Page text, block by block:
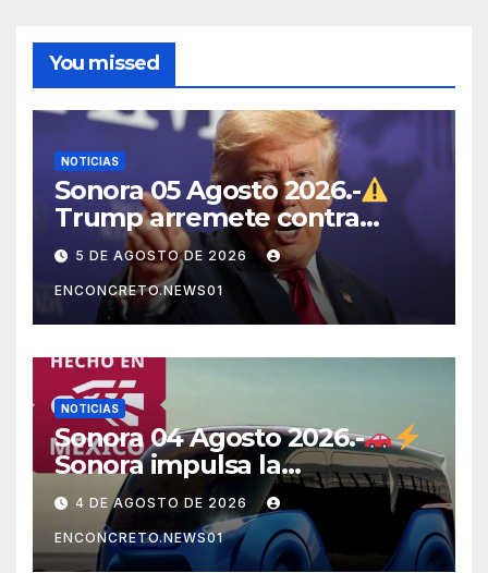
You missed
NOTICIAS
Sonora 05 Agosto 2026.-
Trump arremete contra
México, Canadá y otras
potencias por supuestos
abusos comerciales
5 DE AGOSTO DE 2026
ENCONCRETO.NEWS01
NOTICIAS
Sonora 04 Agosto 2026.-
Sonora impulsa la
electromovilidad con
«Beyond», un vehículo
eléctrico desarrollado junto
4 DE AGOSTO DE 2026
ENCONCRETO.NEWS01